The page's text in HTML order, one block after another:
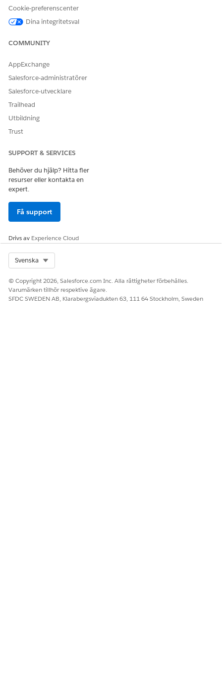
Cookie-preferenscenter
Dina integritetsval
COMMUNITY
AppExchange
Salesforce-administratörer
Salesforce-utvecklare
Trailhead
Utbildning
Trust
SUPPORT & SERVICES
Behöver du hjälp? Hitta fler
resurser eller kontakta en
expert.
Få support
Drivs av Experience Cloud
Svenska
© Copyright 2026, Salesforce.com Inc. Alla rättigheter förbehålles.
Varumärken tillhör respektive ägare.
SFDC SWEDEN AB, Klarabergsviadukten 63, 111 64 Stockholm, Sweden